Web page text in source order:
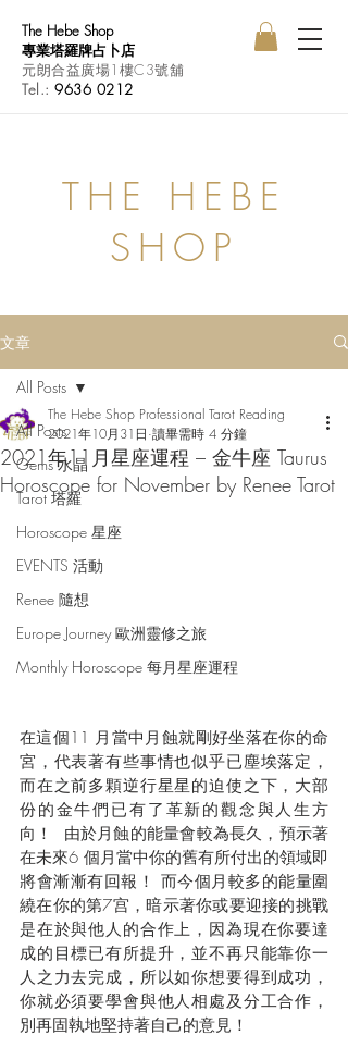
The Hebe Shop
專業塔羅牌占卜店
元朗合益廣場1樓C3號舖
Tel.:9636 0212
THE HEBE
SHOP
文章
All Posts
Gems 水晶
Tarot 塔羅
Horoscope 星座
EVENTS 活動
Renee 隨想
Europe Journey 歐洲靈修之旅
Monthly Horoscope 每月星座運程
All Posts
2021年11月星座運程 – 金牛座 Taurus
Horoscope for November by Renee Tarot
The Hebe Shop Professional Tarot Reading
2021年10月31日 讀畢需時 4 分鐘
在這個11 月當中月蝕就剛好坐落在你的命
宮，代表著有些事情也似乎已塵埃落定，
而在之前多顆逆行星星的迫使之下，大部
份的金牛們已有了革新的觀念與人生方
向！  由於月蝕的能量會較為長久，預示著
在未來6 個月當中你的舊有所付出的領域即
將會漸漸有回報！ 而今個月較多的能量圍
繞在你的第7宫，暗示著你或要迎接的挑戰
是在於與他人的合作上，因為現在你要達
成的目標已有所提升，並不再只能靠你一
人之力去完成，所以如你想要得到成功，
你就必須要學會與他人相處及分工合作，
別再固執地堅持著自己的意見！